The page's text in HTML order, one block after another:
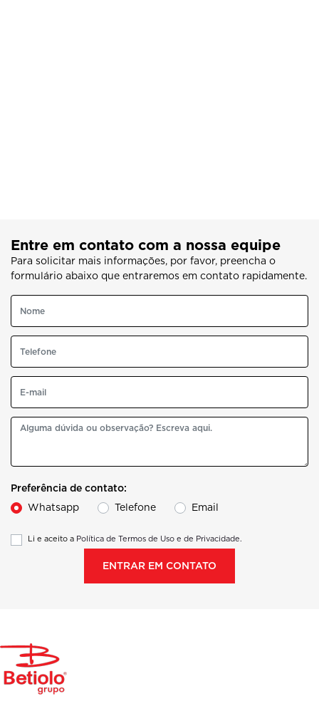
Entre em contato com a nossa equipe
Para solicitar mais informações, por favor, preencha o
formulário abaixo que entraremos em contato rapidamente.
Preferência de contato:
Whatsapp
Telefone Email
Li e aceito a Política de Termos de Uso e de Privacidade.
ENTRAR EM CONTATO